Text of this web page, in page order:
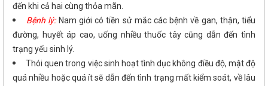
đến khi cả hai cùng thỏa mãn.
Bệnh lý:Nam giới có tiền sử mắc các bệnh về gan, thận, tiểu
đường, huyết áp cao, uống nhiều thuốc tây cũng dẫn đến tình
trạng yếu sinh lý.
Thói quen trong việc sinh hoạt tình dục không điều độ, mật độ
quá nhiều hoặc quá ít sẽ dẫn đến tình trạng mất kiểm soát, về lâu